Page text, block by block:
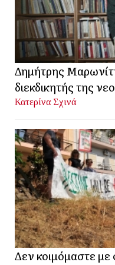
Δημήτρης
διεκδικητής της
Κατερίνα Σχινά
Δεν κοιμόμαστε